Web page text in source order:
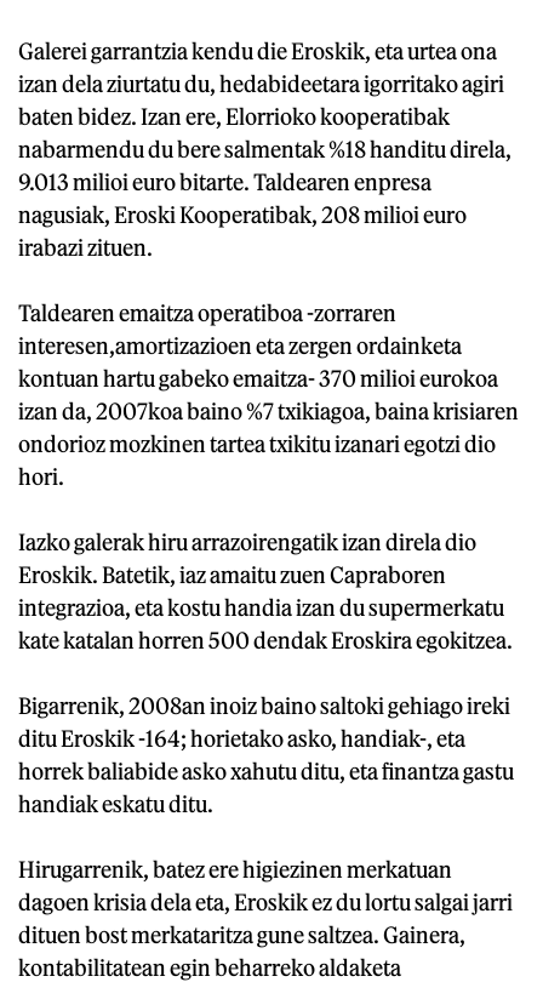
Galerei garrantzia kendu die Eroskik, eta urtea ona
izan dela ziurtatu du, hedabideetara igorritako agiri
baten bidez. Izan ere, Elorrioko kooperatibak
nabarmendu du bere salmentak %18 handitu direla,
9.013 milioi euro bitarte. Taldearen enpresa
nagusiak, Eroski Kooperatibak, 208 milioi euro
irabazi zituen.
Taldearen emaitza operatiboa -zorraren
interesen,amortizazioen eta zergen ordainketa
kontuan hartu gabeko emaitza- 370 milioi eurokoa
izan da, 2007koa baino %7 txikiagoa, baina krisiaren
ondorioz mozkinen tartea txikitu izanari egotzi dio
hori.
Iazko galerak hiru arrazoirengatik izan direla dio
Eroskik. Batetik, iaz amaitu zuen Capraboren
integrazioa, eta kostu handia izan du supermerkatu
kate katalan horren 500 dendak Eroskira egokitzea.
Bigarrenik, 2008an inoiz baino saltoki gehiago ireki
ditu Eroskik -164; horietako asko, handiak-, eta
horrek baliabide asko xahutu ditu, eta finantza gastu
handiak eskatu ditu.
Hirugarrenik, batez ere higiezinen merkatuan
dagoen krisia dela eta, Eroskik ez du lortu salgai jarri
dituen bost merkataritza gune saltzea. Gainera,
kontabilitatean egin beharreko aldaketa